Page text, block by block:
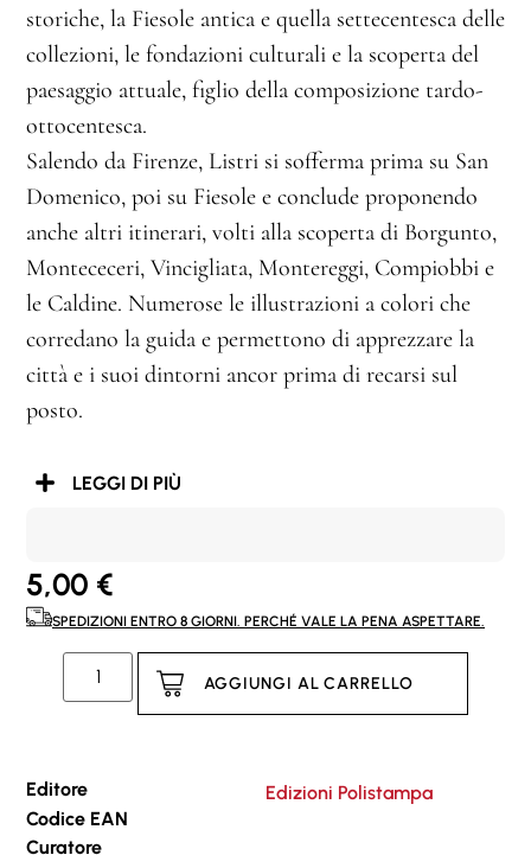
storiche, la Fiesole antica e quella settecentesca delle
collezioni, le fondazioni culturali e la scoperta del
paesaggio attuale, figlio della composizione tardo-
ottocentesca.
Salendo da Firenze, Listri si sofferma prima su San
Domenico, poi su Fiesole e conclude proponendo
anche altri itinerari, volti alla scoperta di Borgunto,
Montececeri, Vincigliata, Montereggi, Compiobbi e
le Caldine. Numerose le illustrazioni a colori che
corredano la guida e permettono di apprezzare la
città e i suoi dintorni ancor prima di recarsi sul
posto.
LEGGI DI PIÙ
5,00 €
SPEDIZIONI ENTRO 8 GIORNI. PERCHÉ VALE LA PENA ASPETTARE.
AGGIUNGI AL CARRELLO
Editore
Edizioni Polistampa
Codice EAN
Curatore